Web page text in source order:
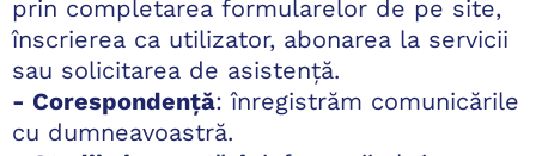
prin completarea formularelor de pe site,
înscrierea ca utilizator, abonarea la servicii
sau solicitarea de asistență.
- Corespondență: înregistrăm comunicările
cu dumneavoastră.